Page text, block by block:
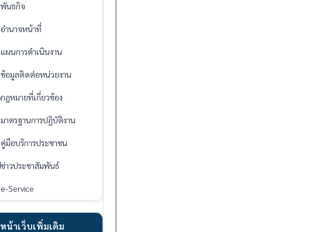
พันธกิจ
อำนาจหน้าที่
แผนการดำเนินงาน
ข้อมูลติดต่อหน่วยงาน
กฎหมายที่เกี่ยวข้อง
มาตรฐานการปฏิบัติงาน
คู่มือบริการประชาชน
ข่าวประชาสัมพันธ์
e-Service
หน้าเว็บเพิ่มเติม